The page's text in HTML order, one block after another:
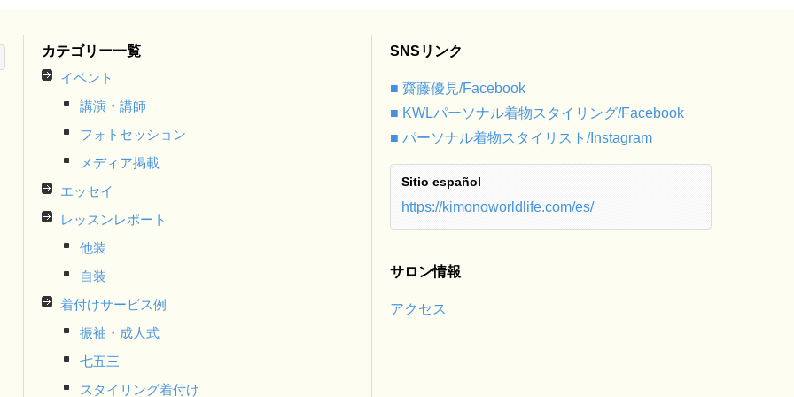
カテゴリー一覧
イベント
講演・講師
フォトセッション
メディア掲載
エッセイ
レッスンレポート
他装
自装
着付けサービス例
振袖・成人式
七五三
スタイリング着付け
SNSリンク
■ 齋藤優見/Facebook
■ KWLパーソナル着物スタイリング/Facebook
■ パーソナル着物スタイリスト/Instagram
Sitio español
https://kimonoworldlife.com/es/
サロン情報
アクセス